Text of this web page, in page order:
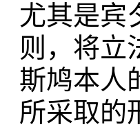
尤其是宾
则，将立
斯鸠本人
所采取的